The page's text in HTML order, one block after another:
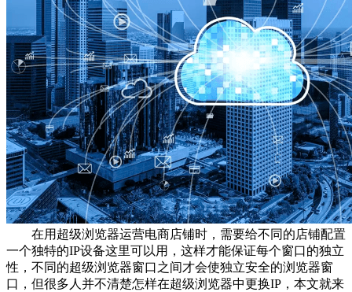
在用超级浏览器运营电商店铺时，需要给不同的店铺配置
一个独特的IP设备这里可以用，这样才能保证每个窗口的独立
性，不同的超级浏览器窗口之间才会使独立安全的浏览器窗
口，但很多人并不清楚怎样在超级浏览器中更换IP，本文就来